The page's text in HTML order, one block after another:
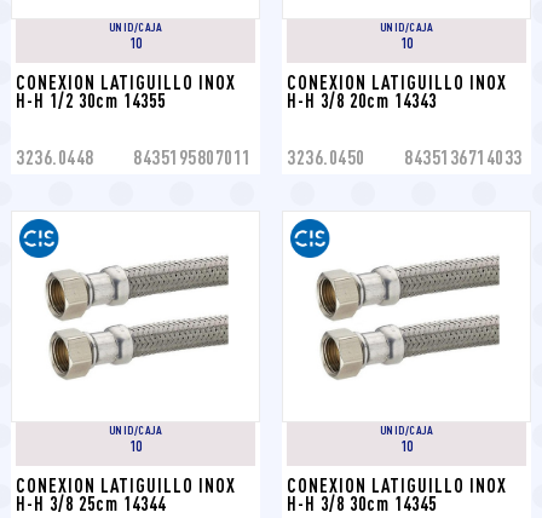
UNID/CAJA
10
CONEXION LATIGUILLO INOX
H-H 1/2 30cm 14355
3236.0448 8435195807011
UNID/CAJA
10
CONEXION LATIGUILLO INOX
H-H 3/8 20cm 14343
3236.0450 8435136714033
UNID/CAJA
10
CONEXION LATIGUILLO INOX
H-H 3/8 25cm 14344
UNID/CAJA
10
CONEXION LATIGUILLO INOX
H-H 3/8 30cm 14345